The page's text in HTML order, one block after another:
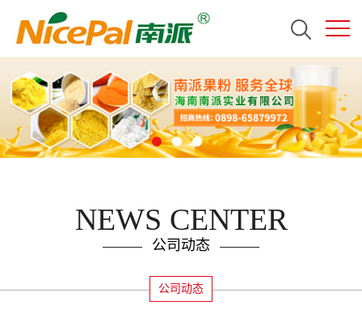
NEWS CENTER
公司动态
公司动态